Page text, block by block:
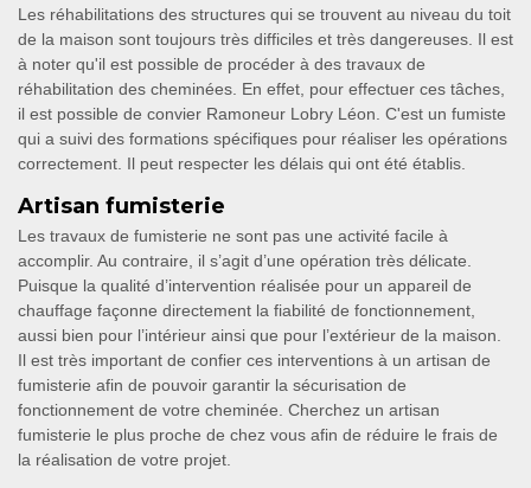
Les réhabilitations des structures qui se trouvent au niveau du toit
de la maison sont toujours très difficiles et très dangereuses. Il est
à noter qu'il est possible de procéder à des travaux de
réhabilitation des cheminées. En effet, pour effectuer ces tâches,
il est possible de convier Ramoneur Lobry Léon. C'est un fumiste
qui a suivi des formations spécifiques pour réaliser les opérations
correctement. Il peut respecter les délais qui ont été établis.
Artisan fumisterie
Les travaux de fumisterie ne sont pas une activité facile à
accomplir. Au contraire, il s’agit d’une opération très délicate.
Puisque la qualité d’intervention réalisée pour un appareil de
chauffage façonne directement la fiabilité de fonctionnement,
aussi bien pour l’intérieur ainsi que pour l’extérieur de la maison.
Il est très important de confier ces interventions à un artisan de
fumisterie afin de pouvoir garantir la sécurisation de
fonctionnement de votre cheminée. Cherchez un artisan
fumisterie le plus proche de chez vous afin de réduire le frais de
la réalisation de votre projet.